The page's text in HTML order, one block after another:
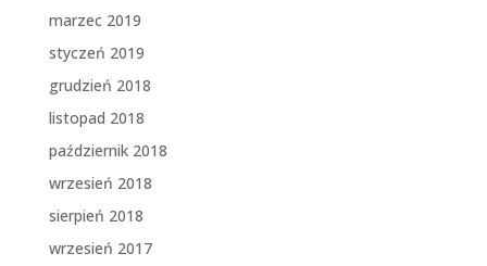
marzec 2019
styczeń 2019
grudzień 2018
listopad 2018
październik 2018
wrzesień 2018
sierpień 2018
wrzesień 2017